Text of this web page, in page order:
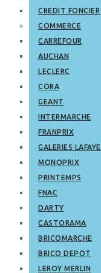
CREDIT FONCIER
COMMERCE
CARREFOUR
AUCHAN
LECLERC
CORA
GEANT
INTERMARCHE
FRANPRIX
GALERIES
MONOPRIX
PRINTEMPS
FNAC
DARTY
CASTORAMA
BRICOMARCHE
BRICO DEPOT
LEROY MERLIN